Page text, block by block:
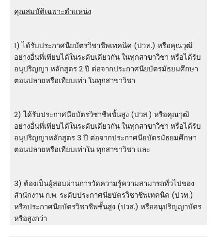
คุณสมบัติเฉพาะตำแหน่ง
1) ได้รับประกาศนียบัตรวิชาชีพเทคนิค (ปวท.) หรือคุณวุฒิ
อย่างอื่นที่เทียบได้ในระดับเดียวกัน ในทุกสาขาวิชา หรือได้รับ
อนุปริญญา หลักสูตร 2 ปี ต่อจากประกาศนียบัตรมัธยมศึกษา
ตอนปลายหรือเทียบเท่า ในทุกสาขาวิชา
2) ได้รับประกาศนียบัตรวิชาชีพชั้นสูง (ปวส.) หรือคุณวุฒิ
อย่างอื่นที่เทียบได้ในระดับเดียวกัน ในทุกสาขาวิชา หรือได้รับ
อนุปริญญาหลักสูตร 3 ปี ต่อจากประกาศนียบัตรมัธยมศึกษา
ตอนปลายหรือเทียบเท่าใน ทุกสาขาวิชา และ
3) ต้องเป็นผู้สอบผ่านการวัดความรู้ความสามารถทั่วไปของ
สำนักงาน ก.พ. ระดับประกาศนียบัตรวิชาชีพเทคนิค (ปวท.)
หรือประกาศนียบัตรวิชาชีพชั้นสูง (ปวส.) หรืออนุปริญญาบัตร
หรือสูงกว่า